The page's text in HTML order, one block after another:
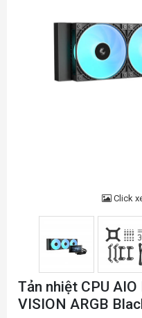
Click
Tản nhiệt CPU AIO
VISION ARGB